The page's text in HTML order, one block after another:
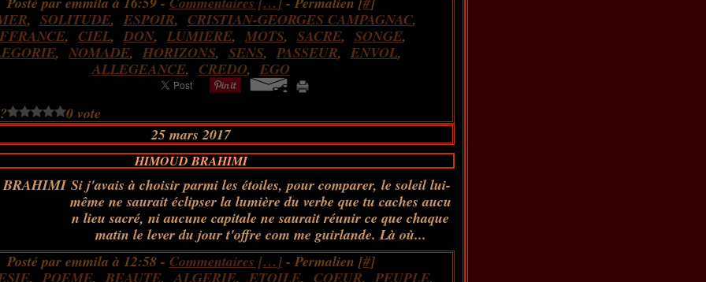
, SOLITUDE, ESPOIR, CRISTIAN-GEORGES CAMPAGNAC,
, CIEL,DON, LUMIERE, MOTS, SACRE, SONGE,
, NOMADE, HORIZONS, SENS, PASSEUR, ENVOL,
ALLEGEANCE, CREDO, EGO
0 vote
25 mars 2017
HIMOUD BRAHIMI
Si j'avais à choisir parmi les étoiles, pour comparer, le soleil lui-
même ne saurait éclipser la lumière du verbe que tu caches aucu
n lieu sacré, ni aucune capitale ne saurait réunir ce que chaque
matin le lever du jour t'offre com me guirlande. Là où...
Posté par emmila à 12:58 - Commentaires […]- Permalien [#]
, POEME, BEAUTE,ALGERIE, ETOILE, COEUR, PEUPLE,